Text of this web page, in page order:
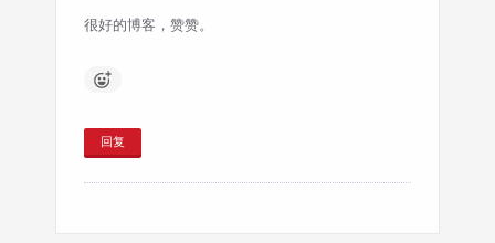
很好的博客，赞赞。
回复